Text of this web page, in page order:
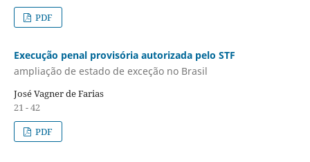
PDF
Execução penal provisória autorizada pelo STF
ampliação de estado de exceção no Brasil
José Vagner de Farias
21 - 42
PDF